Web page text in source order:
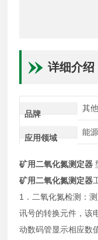
详细介绍
品牌
其
应用领域
能源
矿用二氧化氮测定器
矿用二氧化氮测定器
1．二氧化氮检测：
讯号的转换元件，该
动数码管显示相应数